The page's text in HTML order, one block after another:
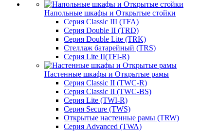
Напольные шкафы и Открытые стойки
Серия Classic III (TFA)
Серия Double II (TRD)
Серия Double Lite (TRK)
Стеллаж батарейный (TRS)
Серия Lite II(TFI-R)
Настенные шкафы и Открытые рамы
Серия Classic II (TWC-R)
Серия Classic II (TWC-BS)
Серия Lite (TWI-R)
Серия Secure (TWS)
Открытые настенные рамы (TRW)
Серия Advanced (TWA)